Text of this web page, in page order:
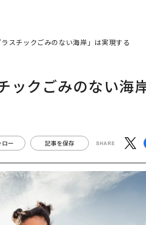
スチックごみのない海岸」は実現する
クごみのない海岸
ロー 記事を保存